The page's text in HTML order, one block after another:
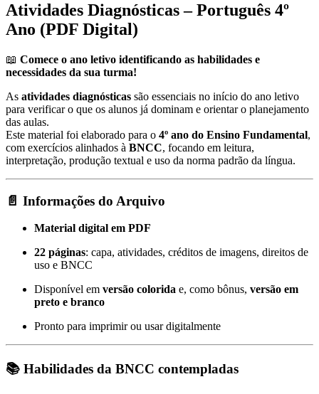
Atividades Diagnósticas – Português 4º
Ano (PDF Digital)
📖 Comece o ano letivo identificando as habilidades e
necessidades da sua turma!
As atividades diagnósticas são essenciais no início do ano letivo
para verificar o que os alunos já dominam e orientar o planejamento
das aulas.
Este material foi elaborado para o 4º ano do Ensino Fundamental,
com exercícios alinhados à BNCC, focando em leitura,
interpretação, produção textual e uso da norma padrão da língua.
📄 Informações do Arquivo
Material digital em PDF
22 páginas: capa, atividades, créditos de imagens, direitos de
uso e BNCC
Disponível em versão colorida e, como bônus, versão em
preto e branco
Pronto para imprimir ou usar digitalmente
📚 Habilidades da BNCC contempladas